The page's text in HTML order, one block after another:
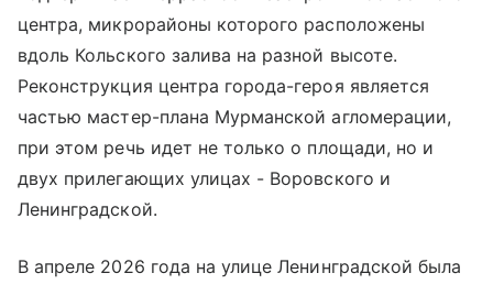
центра, микрорайоны которого расположены
вдоль Кольского залива на разной высоте.
Реконструкция центра города-героя является
частью мастер-плана Мурманской агломерации,
при этом речь идет не только о площади, но и
двух прилегающих улицах - Воровского и
Ленинградской.
В апреле 2026 года на улице Ленинградской была